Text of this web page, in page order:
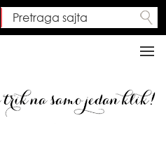
Search form
Pretraga sajta